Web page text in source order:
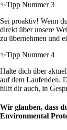
✨Tipp Nummer 3
Sei proaktiv! Wenn
direkt über unsere
zu übernehmen und
✨Tipp Nummer 4
Halte dich über
auf dem Laufenden.
hilft dir auch, in
Wir glauben, dass
Environmental